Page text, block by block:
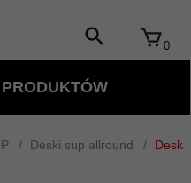
0
Deski sup allround